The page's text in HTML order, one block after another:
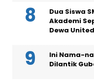
Dua Siswa
Akademi
Dewa United
Ini Nama-
Dilantik